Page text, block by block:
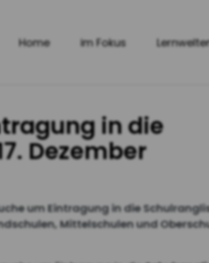
Home im Fokus
in die
Dezember
um Eintragung in die
Mittelschulen und